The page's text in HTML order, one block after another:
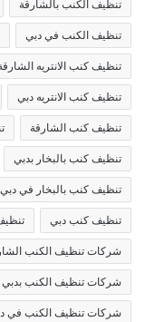
تنظيف الكنب بالشارقة
تنظيف الكنب في دبي
تنظيف كنب الانتريه
تنظيف كنب الانتريه دبي
تنظيف كنب الشارقة
تنظيف كنب بالبخار بدبي
تنظيف كنب بالبخار في دبي
تنظيف كنب دبي
شركات تنظيف الكنب
شركات تنظيف الكنب بدبي
شركات تنظيف الكنب في